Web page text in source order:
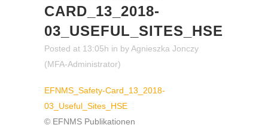
CARD_13_2018-
03_USEFUL_SITES_HSE
Posted at 13:05h in byAgnieszka Jonczy
(MFA-Administrator)
EFNMS_Safety-Card_13_2018-
03_Useful_Sites_HSE
© EFNMS Publikationen